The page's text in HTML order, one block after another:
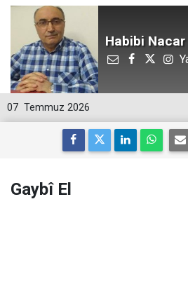
Habibi
07 Temmuz 2026
Gaybî El